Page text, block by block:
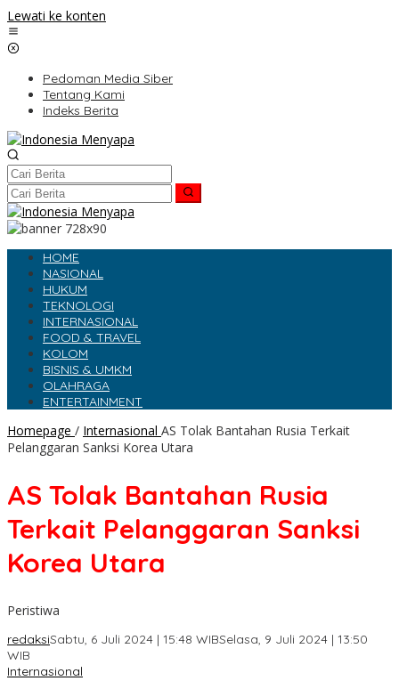
Lewati ke konten
Pedoman Media Siber
Tentang Kami
Indeks Berita
HOME
NASIONAL
HUKUM
TEKNOLOGI
INTERNASIONAL
FOOD & TRAVEL
KOLOM
BISNIS & UMKM
OLAHRAGA
ENTERTAINMENT
Homepage / Internasional AS Tolak Bantahan Rusia Terkait
Pelanggaran Sanksi Korea Utara
AS Tolak Bantahan Rusia
Terkait Pelanggaran Sanksi
Korea Utara
Peristiwa
redaksiSabtu, 6 Juli 2024 | 15:48 WIBSelasa, 9 Juli 2024 | 13:50
WIB
Internasional